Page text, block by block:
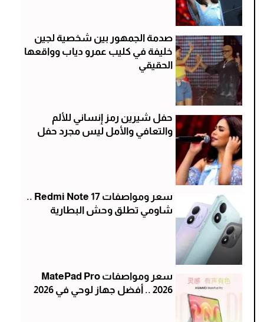
صدمة الجمهور بين شخصية لجين
خليفة في كليب عمرو دياب وواقعها
الحقيقي
حفل شيرين رمز إنساني للألم
والتعافي والأمل ليس مجرد حفل
سعر ومواصفات Redmi Note 17 ..
شاومي تطلق وحش البطارية
سعر ومواصفات MatePad Pro
2026 .. أفضل جهاز لوحي في 2026